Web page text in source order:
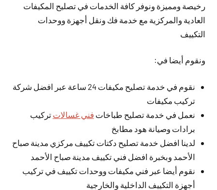
رخيصة ومميزة ونوفر كافة الخدمات في تصليح المكيفات
العادية والمركزية مع خدمة فك ونقل أجهزة ووحدات
التكييف
ونقوم أيضا في:
نقوم في خدمة تصليح مكيفات 24 ساعة عبر افضل شركة
تركيب مكيفات
نعمل في خدمة تصليح طباخات فني غسالات تركيب
برادات وصيانة هود مطابخ
لدينا افضل خدمة تصليح دكتات تكييف مركزي مدينة صباح
الأحمد وبخبرة افضل فني تكييف مدينة صباح الأحمد
نقوم أيضا عبر فني مكيفات ووحدات تكييف في تركيب
أجهزة التكييف الداخلية والخارجية